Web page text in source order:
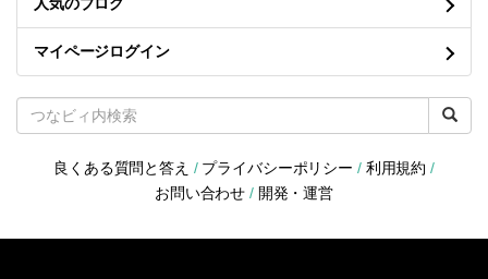
マイページログイン
良くある質問と答え / プライバシーポリシー / 利用規約 /
お問い合わせ / 開発・運営